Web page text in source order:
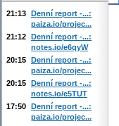
21:13 Denní report -...:
paiza.io/projec...
21:12 Denní report -...:
notes.io/e6qyW
20:15 Denní report -...:
paiza.io/projec...
20:15 Denní report -...:
notes.io/e5TUT
17:50 Denní report -...:
paiza.io/projec...